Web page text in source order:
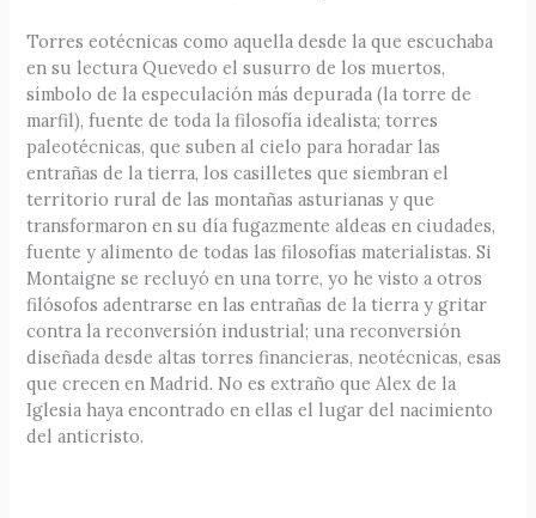
Torres eotécnicas como aquella desde la que escuchaba
en su lectura Quevedo el susurro de los muertos,
símbolo de la especulación más depurada (la torre de
marfil), fuente de toda la filosofía idealista; torres
paleotécnicas, que suben al cielo para horadar las
entrañas de la tierra, los casilletes que siembran el
territorio rural de las montañas asturianas y que
transformaron en su día fugazmente aldeas en ciudades,
fuente y alimento de todas las filosofías materialistas. Si
Montaigne se recluyó en una torre, yo he visto a otros
filósofos adentrarse en las entrañas de la tierra y gritar
contra la reconversión industrial; una reconversión
diseñada desde altas torres financieras, neotécnicas, esas
que crecen en Madrid. No es extraño que Alex de la
Iglesia haya encontrado en ellas el lugar del nacimiento
del anticristo.